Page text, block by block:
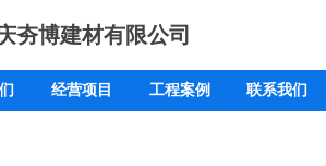
夯博建材有限公司
经营项目 工程案例 联系我们